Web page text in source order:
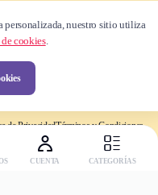
de PrivacidadTérminos y Condiciones
personalizada, nuestro sitio utiliza
cookies.
CUENTA CATEGORÍAS